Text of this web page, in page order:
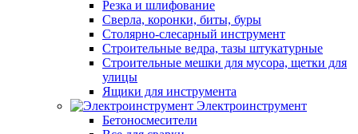
Резка и шлифование
Сверла, коронки, биты, буры
Столярно-слесарный инструмент
Строительные ведра, тазы штукатурные
Строительные мешки для мусора, щетки для
улицы
Ящики для инструмента
Электроинструмент
Бетоносмесители